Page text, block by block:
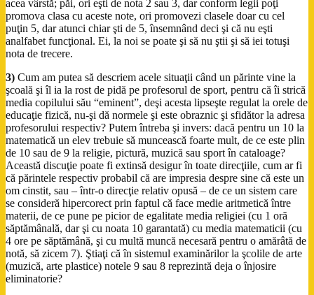
acea vârstă; păi, ori eşti de nota 2 sau 3, dar conform legii poţi
promova clasa cu aceste note, ori promovezi clasele doar cu cel
puţin 5, dar atunci chiar şti de 5, însemnând deci şi că nu eşti
analfabet funcţional. Ei, la noi se poate şi să nu ştii şi să iei totuşi
nota de trecere.
3) Cum am putea să descriem acele situaţii când un părinte vine la
şcoală şi îl ia la rost de pidă pe profesorul de sport, pentru că îi strică
media copilului său “eminent”, deşi acesta lipseşte regulat la orele de
educaţie fizică, nu-şi dă normele şi este obraznic şi sfidător la adresa
profesorului respectiv? Putem întreba şi invers: dacă pentru un 10 la
matematică un elev trebuie să muncească foarte mult, de ce este plin
de 10 sau de 9 la religie, pictură, muzică sau sport în cataloage?
Această discuţie poate fi extinsă desigur în toate direcţiile, cum ar fi
că părintele respectiv probabil că are impresia despre sine că este un
om cinstit, sau – într-o direcţie relativ opusă – de ce un sistem care
se consideră hipercorect prin faptul că face medie aritmetică între
materii, de ce pune pe picior de egalitate media religiei (cu 1 oră
săptămânală, dar şi cu noata 10 garantată) cu media matematicii (cu
4 ore pe săptămână, şi cu multă muncă necesară pentru o amărâtă de
notă, să zicem 7). Ştiaţi că în sistemul examinărilor la şcolile de arte
(muzică, arte plastice) notele 9 sau 8 reprezintă deja o înjosire
eliminatorie?